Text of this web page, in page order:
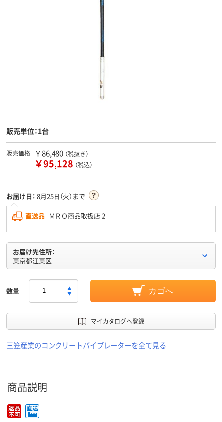
販売単位：1台
販売価格 ￥86,480 （税抜き）
￥95,128 （税込）
お届け日： 8月25日（火）まで
直送品 ＭＲＯ商品取扱店２
お届け先住所：
東京都江東区
数量 カゴへ
マイカタログへ登録
三笠産業のコンクリートバイブレーターを全て見る
商品説明